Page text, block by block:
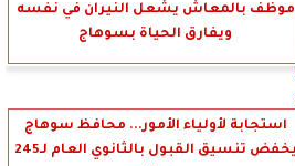
موظف بالمعاش يشعل النيران في نفسه
ويفارق الحياة بسوهاج
استجابة لأولياء الأمور... محافظ سوهاج
يخفض تنسيق القبول بالثانوي العام لـ245